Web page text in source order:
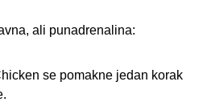
ali punadrenalina:
se pomakne jedan korak